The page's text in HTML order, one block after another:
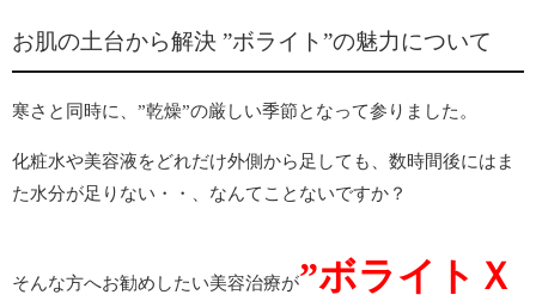
お肌の土台から解決 ”ボライト”の魅力について
寒さと同時に、”乾燥”の厳しい季節となって参りました。
化粧水や美容液をどれだけ外側から足しても、数時間後にはま
た水分が足りない・・
、なんてことないですか？
そんな方へお勧めしたい美容治療が”ボライトＸ